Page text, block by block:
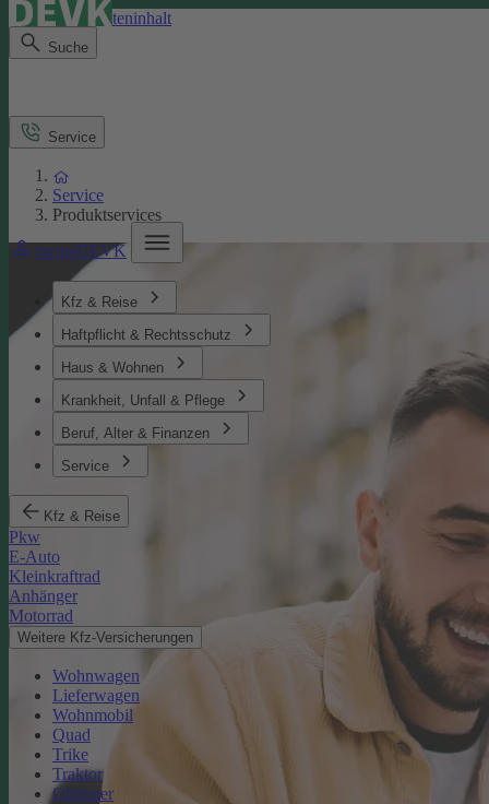
Direkt zum Seiteninhalt
Suche
meineDEVK
Kfz & Reise
Haftpflicht & Rechtsschutz
Haus & Wohnen
Krankheit, Unfall & Pflege
Beruf, Alter & Finanzen
Service
Kfz & Reise
Pkw
E-Auto
Kleinkraftrad
Anhänger
Motorrad
Weitere Kfz-Versicherungen
Wohnwagen
Lieferwagen
Wohnmobil
Quad
Trike
Traktor
Oldtimer
Service
Service
Produktservices